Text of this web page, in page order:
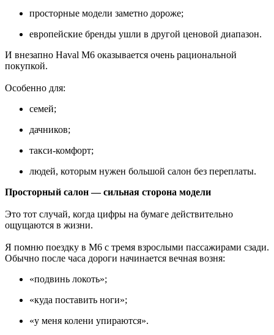
просторные модели заметно дороже;
европейские бренды ушли в другой ценовой диапазон.
И внезапно Haval M6 оказывается очень рациональной
покупкой.
Особенно для:
семей;
дачников;
такси-комфорт;
людей, которым нужен большой салон без переплаты.
Просторный салон — сильная сторона модели
Это тот случай, когда цифры на бумаге действительно
ощущаются в жизни.
Я помню поездку в M6 с тремя взрослыми пассажирами сзади.
Обычно после часа дороги начинается вечная возня:
«подвинь локоть»;
«куда поставить ноги»;
«у меня колени упираются».